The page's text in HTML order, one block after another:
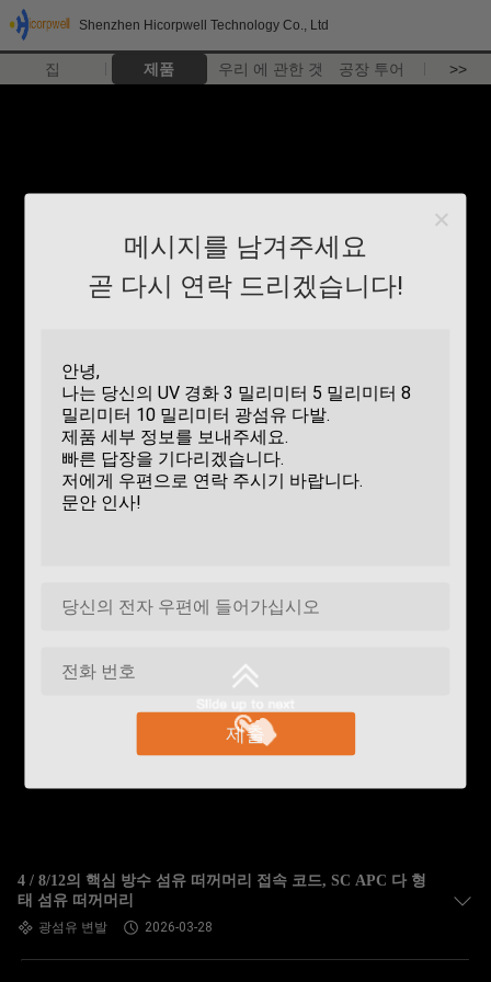
Shenzhen Hicorpwell Technology Co., Ltd
집 제품 우리 에 관한 것 공장 투어 >>
메시지를 남겨주세요
곧 다시 연락 드리겠습니다!
제출
4 / 8/12의 핵심 방수 섬유 떠꺼머리 접속 코드, SC APC 다 형
태 섬유 떠꺼머리
광섬유 변발 2026-03-28